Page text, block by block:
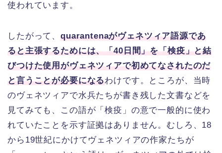
使われています。
したがって、quarantenaがヴェネツィア語源であ
ると主張するためには、「40日間」を「検疫」と結
びつけた使用がヴェネツィアで初めてなされたのだ
と言うことが必要になるわけです。ところが、当時
のヴェネツィアで水兵たちが書き残した文書などを
見てみても、この語が「検疫」の意で一般的に使わ
れていたことを示す証拠はありません。むしろ、18
から19世紀にかけてヴェネツィアの作家たちが